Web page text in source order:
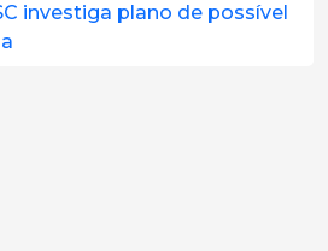
investiga plano de possível